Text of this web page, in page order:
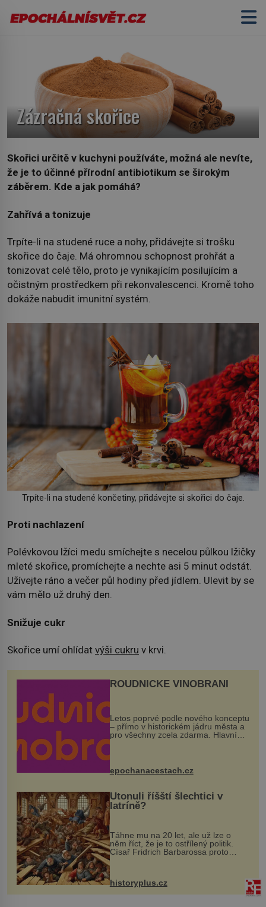
Zázračná skořice
Skořici určitě v kuchyni používáte, možná ale nevíte,
že je to účinné přírodní antibiotikum se širokým
záběrem. Kde a jak pomáhá?
Zahřívá a tonizuje
Trpíte-li na studené ruce a nohy, přidávejte si trošku
skořice do čaje. Má ohromnou schopnost prohřát a
tonizovat celé tělo, proto je vynikajícím posilujícím a
očistným prostředkem při rekonvalescenci. Kromě toho
dokáže nabudit imunitní systém.
Trpíte-li na studené končetiny, přidávejte si skořici do čaje.
Proti nachlazení
Polévkovou lžíci medu smíchejte s necelou půlkou lžičky
mleté skořice, promíchejte a nechte asi 5 minut odstát.
Užívejte ráno a večer půl hodiny před jídlem. Ulevit by se
vám mělo už druhý den.
Snižuje cukr
Skořice umí ohlídat výši cukru v krvi.
ROUDNICKÉ VINOBRANÍ
Letos poprvé podle nového konceptu
– přímo v historickém jádru města a
pro všechny zcela zdarma. Hlavní
program se odehraje na Karlově a
mohou těšit na víno, burčák, pes...
epochanacestach.cz
Utonuli říšští šlechtici v
latríně?
Táhne mu na 20 let, ale už lze o
něm říct, že je to ostřílený politik.
Císař Fridrich Barbarossa proto
posílá svého syna a dědice Jindřicha
VI. do Erfurtu, aby se stal
prostředníkem při řešení sporu m...
historyplus.cz